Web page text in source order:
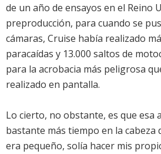
de un año de ensayos en el Reino
preproducción, para cuando se
cámaras, Cruise había realizado
paracaídas y 13.000 saltos de
para la acrobacia más peligrosa
realizado en pantalla.
Lo cierto, no obstante, es que esa
bastante más tiempo en la cabeza
era pequeño, solía hacer mis